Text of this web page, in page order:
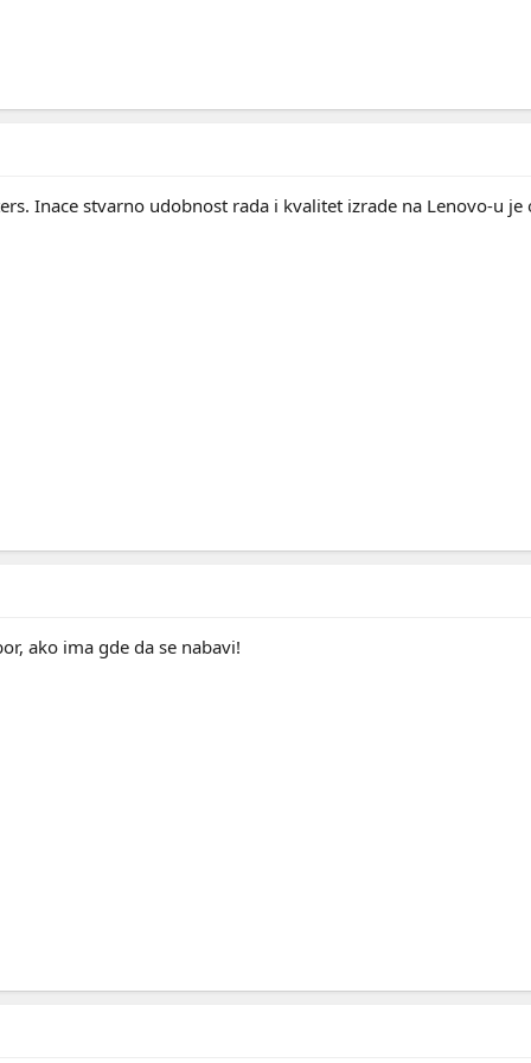
Inace stvarno udobnost rada i kvalitet izrade na Lenovo-u je
ako ima gde da se nabavi!